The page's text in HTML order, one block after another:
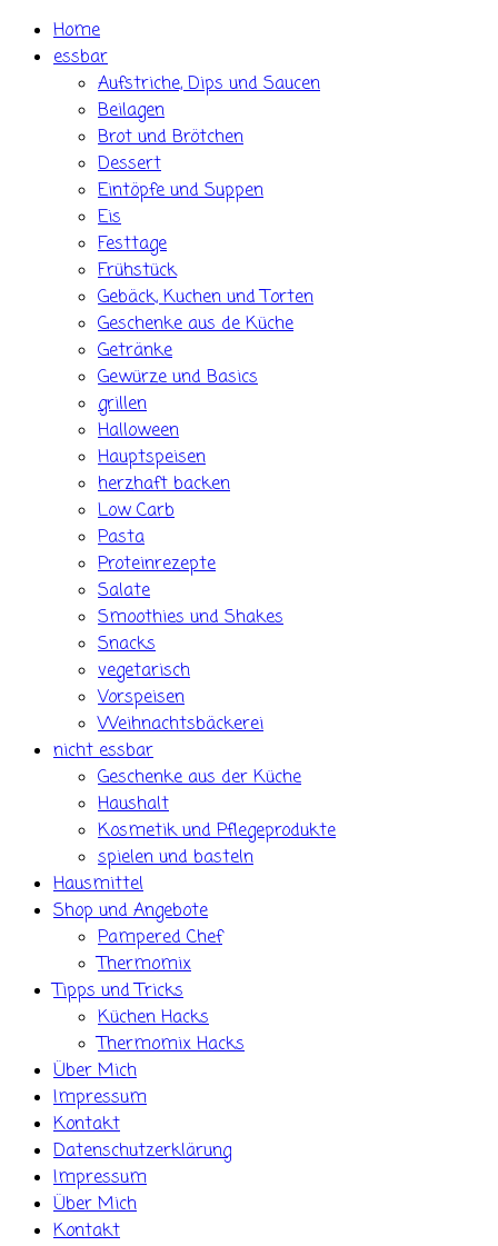
Skip Home
essbar
Aufstriche, Dips und Saucen
Beilagen
Brot und Brötchen
Dessert
Eintöpfe und Suppen
Eis
Festtage
Frühstück
Gebäck, Kuchen und Torten
Geschenke aus de Küche
Getränke
Gewürze und Basics
grillen
Halloween
Hauptspeisen
herzhaft backen
Low Carb
Pasta
Proteinrezepte
Salate
Smoothies und Shakes
Snacks
vegetarisch
Vorspeisen
Weihnachtsbäckerei
nicht essbar
Geschenke aus der Küche
Haushalt
Kosmetik und Pflegeprodukte
spielen und basteln
Hausmittel
Shop und Angebote
Pampered Chef
Thermomix
Tipps und Tricks
Küchen Hacks
Thermomix Hacks
Über Mich
Impressum
Kontakt
Datenschutzerklärung
Impressum
Über Mich
Kontakt